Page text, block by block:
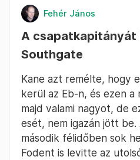
Fehér János
A csapatkapitányát
Southgate
Kane azt remélte, hogy
kerül az Eb-n, és ezen a
majd valami nagyot, de
esét, nem igazán jött
második félidőben sok
Fodent is levitte az